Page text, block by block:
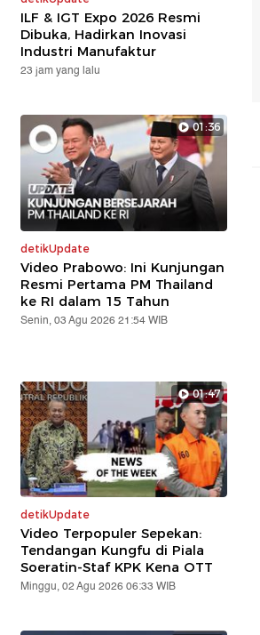
ILF & IGT Expo 2026 Resmi
Dibuka, Hadirkan Inovasi
Industri Manufaktur
23 jam yang lalu
01:36
detikUpdate
Video Prabowo: Ini Kunjungan
Resmi Pertama PM Thailand
ke RI dalam 15 Tahun
Senin, 03 Agu 2026 21:54 WIB
01:47
detikUpdate
Video Terpopuler Sepekan:
Tendangan Kungfu di Piala
Soeratin-Staf KPK Kena OTT
Minggu, 02 Agu 2026 06:33 WIB